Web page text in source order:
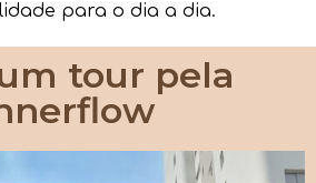
para o dia a dia.
tour pela